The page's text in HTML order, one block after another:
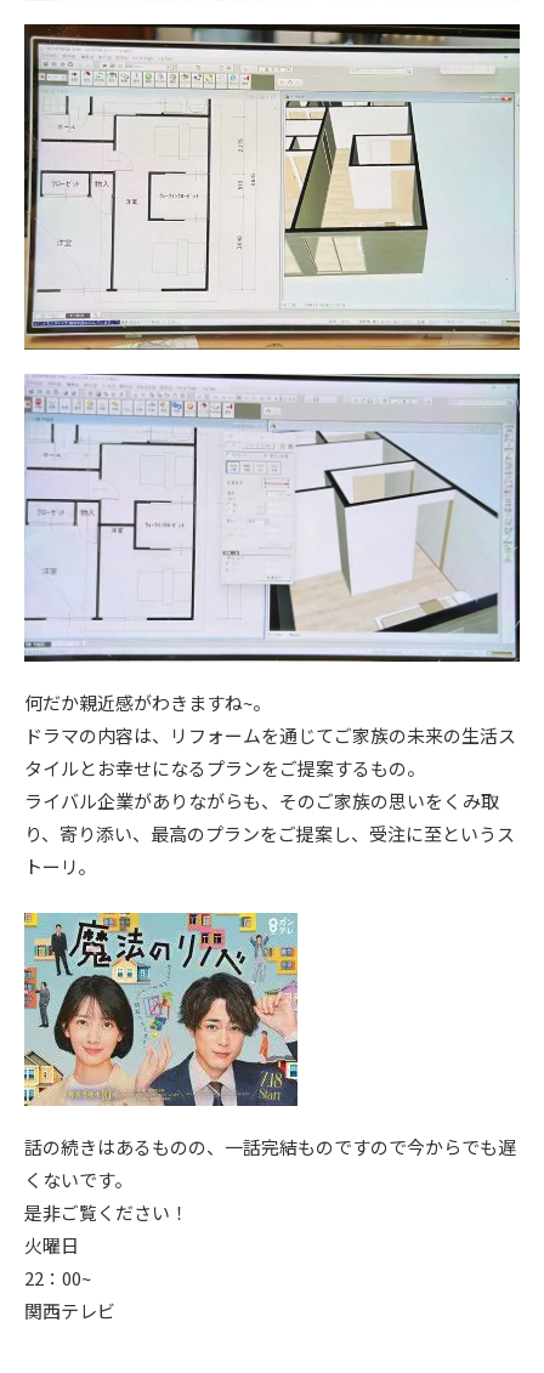
何だか親近感がわきますね~。
ドラマの内容は、リフォームを通じてご家族の未来の生活ス
タイルとお幸せになるプランをご提案するもの。
ライバル企業がありながらも、そのご家族の思いをくみ取
り、寄り添い、最高のプランをご提案し、受注に至というス
トーリ。
話の続きはあるものの、一話完結ものですので今からでも遅
くないです。
是非ご覧ください！
火曜日
22：00~
関西テレビ